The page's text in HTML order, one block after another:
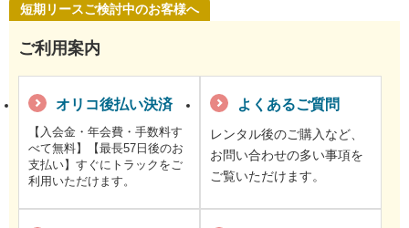
短期リースご検討中のお客様へ
ご利用案内
オリコ後払い決済
【入会金・年会費・手数料す
べて無料】【最長57日後のお
支払い】すぐにトラックをご
利用いただけます。
よくあるご質問
レンタル後のご購入など、
お問い合わせの多い事項を
ご覧いただけます。